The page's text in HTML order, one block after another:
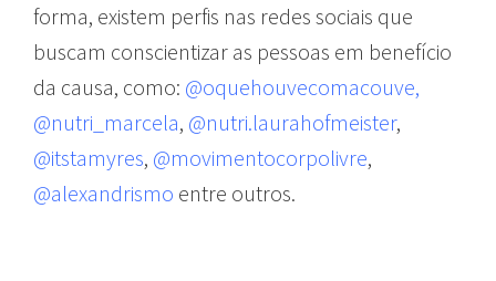
forma, existem perfis nas redes sociais que
buscam conscientizar as pessoas em benefício
da causa, como: @oquehouvecomacouve,
@nutri_marcela, @nutri.laurahofmeister,
@itstamyres, @movimentocorpolivre,
@alexandrismo entre outros.